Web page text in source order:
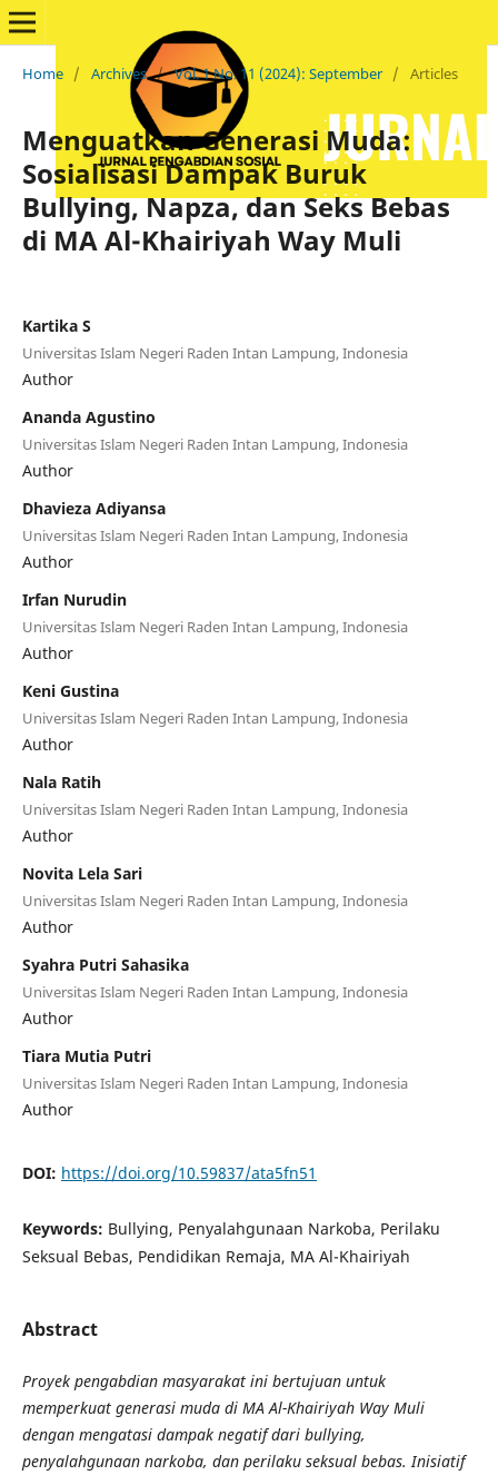
Home / Archives / Vol. 1 No. 11 (2024): September / Articles
Menguatkan Generasi Muda:
Sosialisasi Dampak Buruk
Bullying, Napza, dan Seks Bebas
di MA Al-Khairiyah Way Muli
Kartika S
Universitas Islam Negeri Raden Intan Lampung, Indonesia
Author
Ananda Agustino
Universitas Islam Negeri Raden Intan Lampung, Indonesia
Author
Dhavieza Adiyansa
Universitas Islam Negeri Raden Intan Lampung, Indonesia
Author
Irfan Nurudin
Universitas Islam Negeri Raden Intan Lampung, Indonesia
Author
Keni Gustina
Universitas Islam Negeri Raden Intan Lampung, Indonesia
Author
Nala Ratih
Universitas Islam Negeri Raden Intan Lampung, Indonesia
Author
Novita Lela Sari
Universitas Islam Negeri Raden Intan Lampung, Indonesia
Author
Syahra Putri Sahasika
Universitas Islam Negeri Raden Intan Lampung, Indonesia
Author
Tiara Mutia Putri
Universitas Islam Negeri Raden Intan Lampung, Indonesia
Author
DOI: https://doi.org/10.59837/ata5fn51
Keywords: Bullying, Penyalahgunaan Narkoba, Perilaku
Seksual Bebas, Pendidikan Remaja, MA Al-Khairiyah
Abstract
Proyek pengabdian masyarakat ini bertujuan untuk
memperkuat generasi muda di MA Al-Khairiyah Way Muli
dengan mengatasi dampak negatif dari bullying,
penyalahgunaan narkoba, dan perilaku seksual bebas. Inisiatif